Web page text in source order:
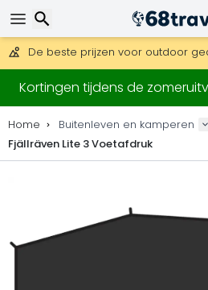
DHL Express is ook beschikbaar.
30 dagen retour, 90 dagen voor
De beste prijzen voor outdoor
Kortingen tijdens de
Home Buitenleven en kamperen
Fjällräven Lite 3 Voetafdruk
Zoeken